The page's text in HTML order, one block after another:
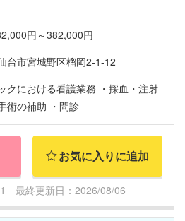
円～382,000円
台市宮城野区榴岡2-1-12
クにおける看護業務 ・採血・注射
術の補助 ・問診
お気に入りに追加
最終更新日：2026/08/06